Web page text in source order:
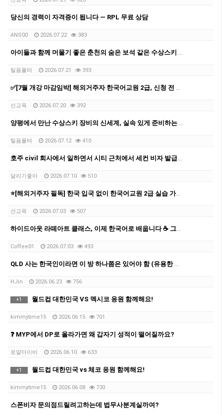
당신의 경력이 자격증이 됩니다 — RPL 무료 상담
ANS00 2026.07.22 383
틸욤폴텨 2026.07.21 393
선교육 2026.07.20 392
틸욤폴텨 2026.07.12 410
달리기좋아 2026.07.10 510
⭐[해외거주자 필독] 한국 입국 없이 한국어교원 2급 실습 가능한 마지막 반입니다
선교육 2026.07.03 507
Coffee01 2026.07.03 493
HJin 2026.06.23 756
+1 월드컵 대한민국 VS 멕시코 응원 함께해요!
kimmytime15 2026.06.15 701
❓ MYP에서 DP로 올라가면 왜 갑자기 성적이 떨어질까요?
로얄아이비 2026.06.10 633
+1 월드컵 대한민국 vs 체코 응원 함께해요!
kimmytime15 2026.06.08 730
스폰비자 문의점드릴려고하는데 법무사분계실까여?